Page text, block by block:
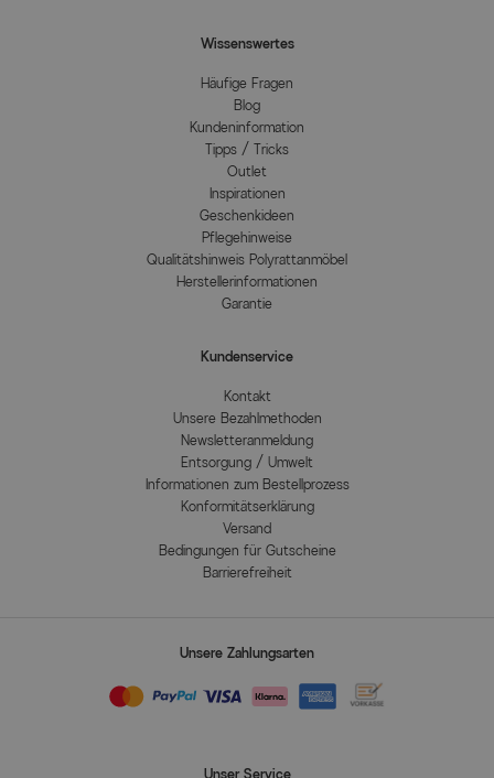
Wissenswertes
Häufige Fragen
Blog
Kundeninformation
Tipps / Tricks
Outlet
Inspirationen
Geschenkideen
Pflegehinweise
Qualitätshinweis Polyrattanmöbel
Herstellerinformationen
Garantie
Kundenservice
Kontakt
Unsere Bezahlmethoden
Newsletteranmeldung
Entsorgung / Umwelt
Informationen zum Bestellprozess
Konformitätserklärung
Versand
Bedingungen für Gutscheine
Barrierefreiheit
Unsere Zahlungsarten
Unser Service